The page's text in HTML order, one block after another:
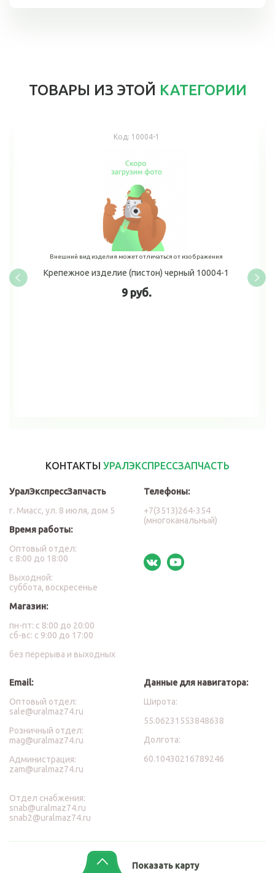
ТОВАРЫ ИЗ ЭТОЙ КАТЕГОРИИ
Код:10004-1
Внешний вид изделия может отличаться от изображения
Крепежное изделие (пистон) черный 10004-1
9 руб.
КОНТАКТЫ УРАЛЭКСПРЕССЗАПЧАСТЬ
УралЭкспрессЗапчасть
г. Миасс, ул. 8 июля, дом 5
Время работы:
Оптовый отдел:
с 8:00 до 18:00
Выходной:
суббота, воскресенье
Магазин:
пн-пт: с 8:00 до 20:00
сб-вс: с 9:00 до 17:00
без перерыва и выходных
Телефоны:
+7(3513)264-354
(многоканальный)
Email:
Оптовый отдел:
sale@uralmaz74.ru
Розничный отдел:
mag@uralmaz74.ru
Администрация:
zam@uralmaz74.ru
Отдел снабжения:
snab@uralmaz74.ru
snab2@uralmaz74.ru
Данные для навигатора:
Широта:
55.06231553848638
Долгота:
60.10430216789246
Показать карту